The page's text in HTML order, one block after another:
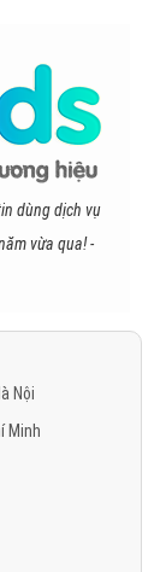
dùng dịch vụ
vừa qua! -
Nội
Minh